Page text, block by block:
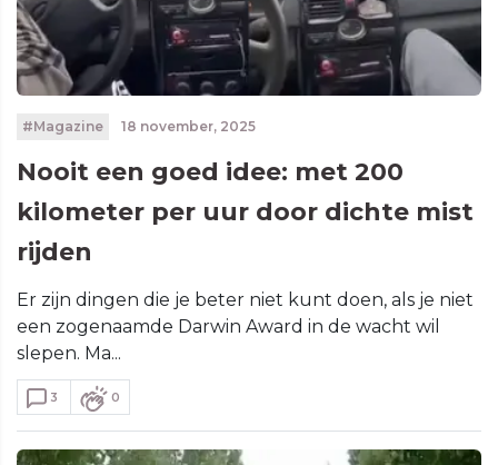
#Magazine 18 november, 2025
Nooit een goed idee: met 200
kilometer per uur door dichte mist
rijden
Er zijn dingen die je beter niet kunt doen, als je niet
een zogenaamde Darwin Award in de wacht wil
slepen. Ma...
3 0